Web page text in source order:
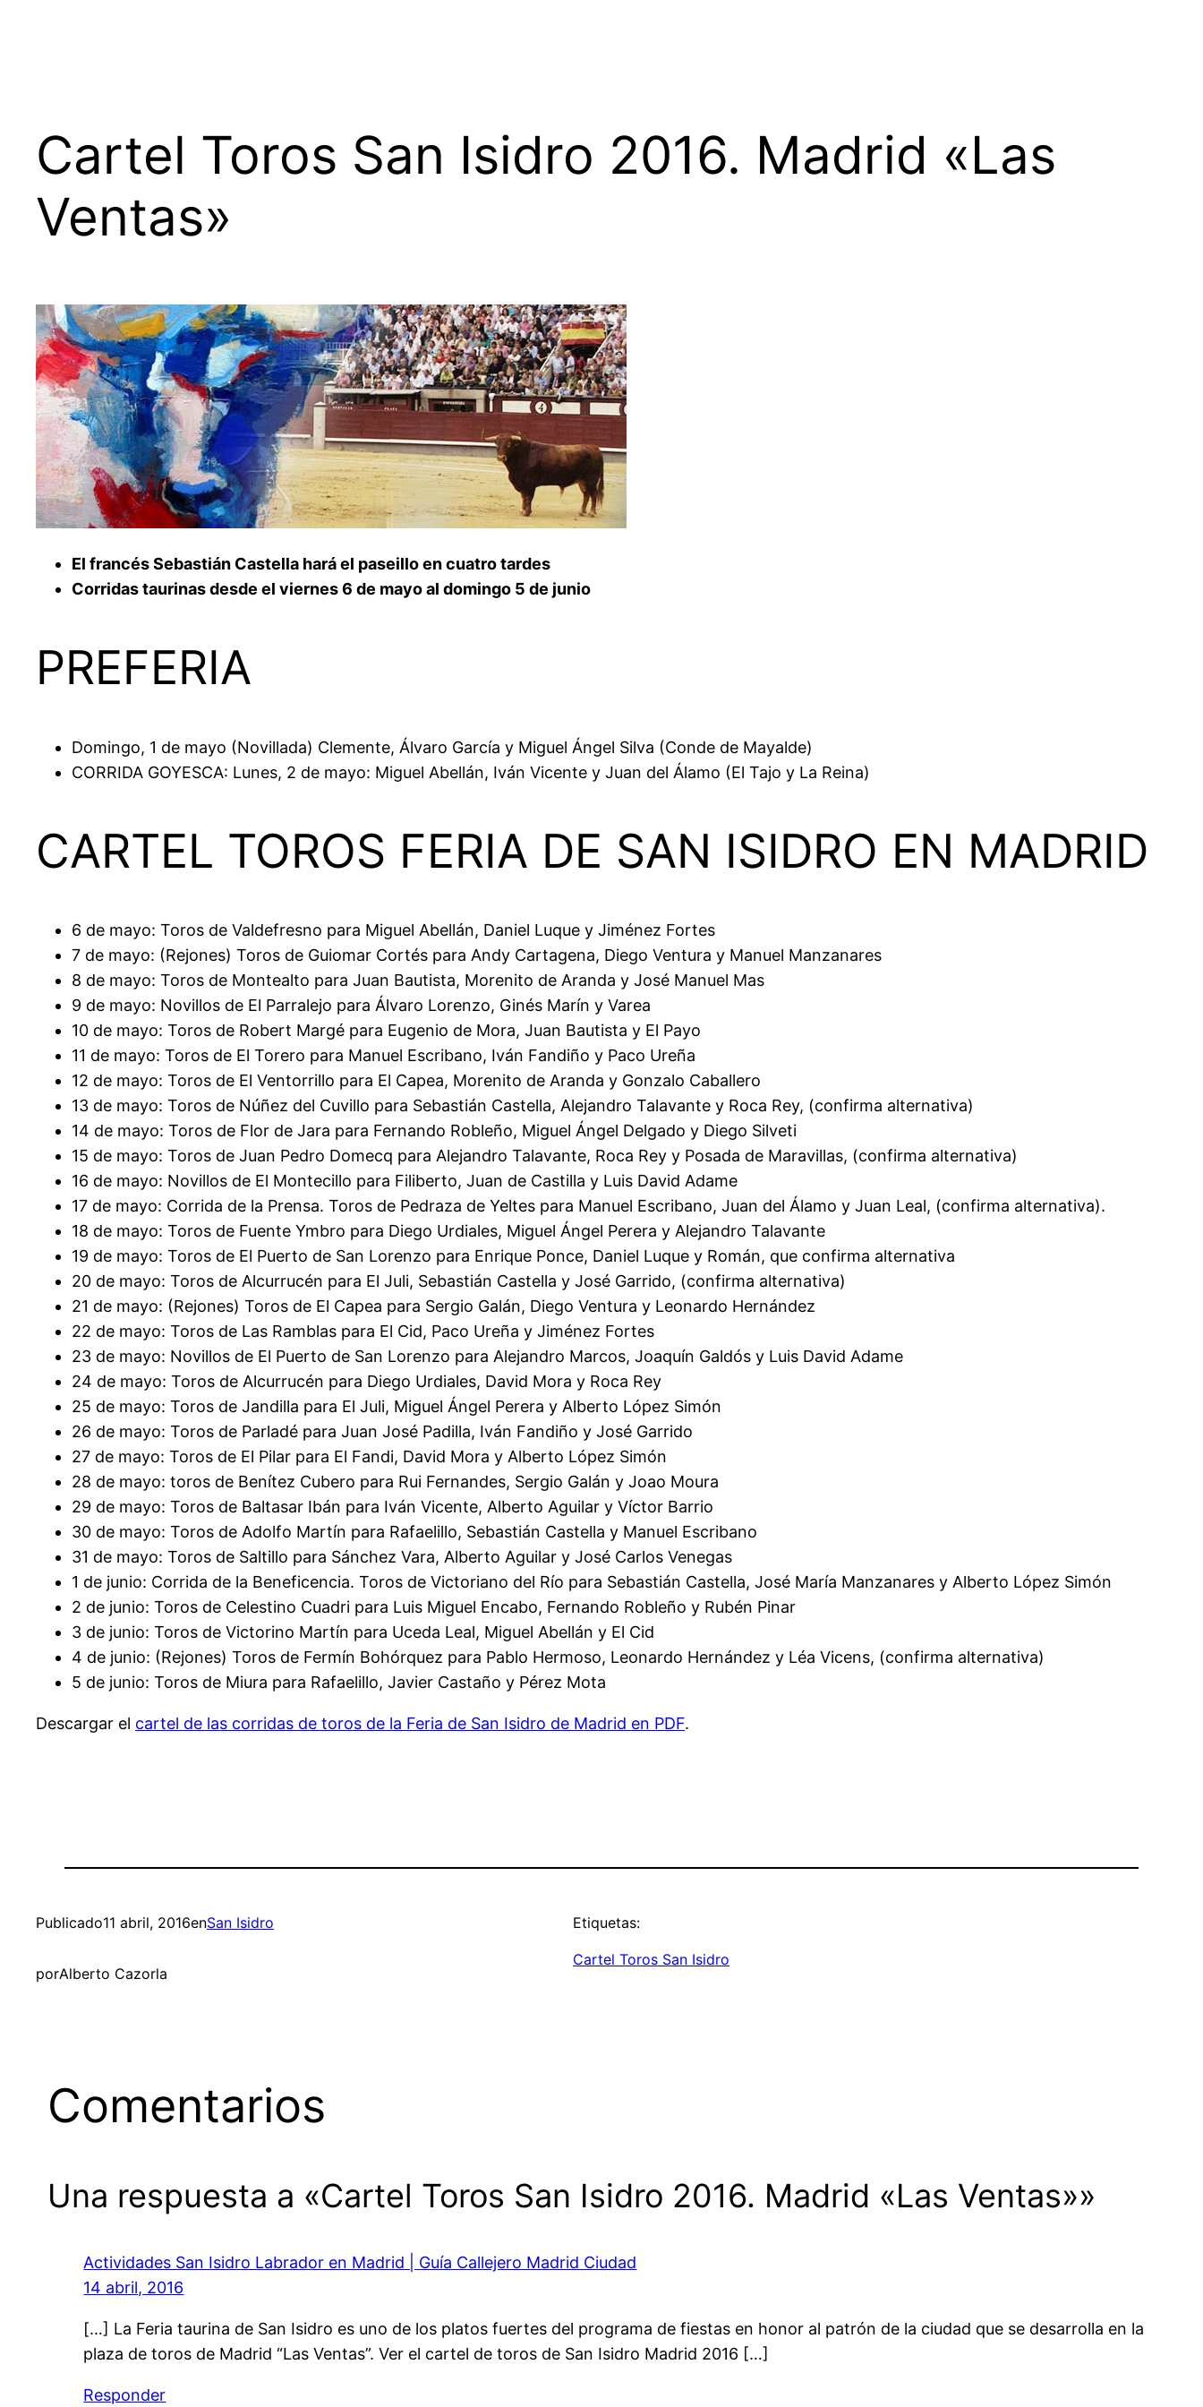
Cartel Toros San Isidro 2016. Madrid «Las
Ventas»
El francés Sebastián Castella hará el paseillo en cuatro tardes
Corridas taurinas desde el viernes 6 de mayo al domingo 5 de junio
PREFERIA
Domingo, 1 de mayo (Novillada) Clemente, Álvaro García y Miguel Ángel Silva (Conde de Mayalde)
CORRIDA GOYESCA: Lunes, 2 de mayo: Miguel Abellán, Iván Vicente y Juan del Álamo (El Tajo y La Reina)
CARTEL TOROS FERIA DE SAN ISIDRO EN MADRID
6 de mayo: Toros de Valdefresno para Miguel Abellán, Daniel Luque y Jiménez Fortes
7 de mayo: (Rejones) Toros de Guiomar Cortés para Andy Cartagena, Diego Ventura y Manuel Manzanares
8 de mayo: Toros de Montealto para Juan Bautista, Morenito de Aranda y José Manuel Mas
9 de mayo: Novillos de El Parralejo para Álvaro Lorenzo, Ginés Marín y Varea
10 de mayo: Toros de Robert Margé para Eugenio de Mora, Juan Bautista y El Payo
11 de mayo: Toros de El Torero para Manuel Escribano, Iván Fandiño y Paco Ureña
12 de mayo: Toros de El Ventorrillo para El Capea, Morenito de Aranda y Gonzalo Caballero
13 de mayo: Toros de Núñez del Cuvillo para Sebastián Castella, Alejandro Talavante y Roca Rey, (confirma alternativa)
14 de mayo: Toros de Flor de Jara para Fernando Robleño, Miguel Ángel Delgado y Diego Silveti
15 de mayo: Toros de Juan Pedro Domecq para Alejandro Talavante, Roca Rey y Posada de Maravillas, (confirma alternativa)
16 de mayo: Novillos de El Montecillo para Filiberto, Juan de Castilla y Luis David Adame
17 de mayo: Corrida de la Prensa. Toros de Pedraza de Yeltes para Manuel Escribano, Juan del Álamo y Juan Leal, (confirma alternativa).
18 de mayo: Toros de Fuente Ymbro para Diego Urdiales, Miguel Ángel Perera y Alejandro Talavante
19 de mayo: Toros de El Puerto de San Lorenzo para Enrique Ponce, Daniel Luque y Román, que confirma alternativa
20 de mayo: Toros de Alcurrucén para El Juli, Sebastián Castella y José Garrido, (confirma alternativa)
21 de mayo: (Rejones) Toros de El Capea para Sergio Galán, Diego Ventura y Leonardo Hernández
22 de mayo: Toros de Las Ramblas para El Cid, Paco Ureña y Jiménez Fortes
23 de mayo: Novillos de El Puerto de San Lorenzo para Alejandro Marcos, Joaquín Galdós y Luis David Adame
24 de mayo: Toros de Alcurrucén para Diego Urdiales, David Mora y Roca Rey
25 de mayo: Toros de Jandilla para El Juli, Miguel Ángel Perera y Alberto López Simón
26 de mayo: Toros de Parladé para Juan José Padilla, Iván Fandiño y José Garrido
27 de mayo: Toros de El Pilar para El Fandi, David Mora y Alberto López Simón
28 de mayo: toros de Benítez Cubero para Rui Fernandes, Sergio Galán y Joao Moura
29 de mayo: Toros de Baltasar Ibán para Iván Vicente, Alberto Aguilar y Víctor Barrio
30 de mayo: Toros de Adolfo Martín para Rafaelillo, Sebastián Castella y Manuel Escribano
31 de mayo: Toros de Saltillo para Sánchez Vara, Alberto Aguilar y José Carlos Venegas
1 de junio: Corrida de la Beneficencia. Toros de Victoriano del Río para Sebastián Castella, José María Manzanares y Alberto López Simón
2 de junio: Toros de Celestino Cuadri para Luis Miguel Encabo, Fernando Robleño y Rubén Pinar
3 de junio: Toros de Victorino Martín para Uceda Leal, Miguel Abellán y El Cid
4 de junio: (Rejones) Toros de Fermín Bohórquez para Pablo Hermoso, Leonardo Hernández y Léa Vicens, (confirma alternativa)
5 de junio: Toros de Miura para Rafaelillo, Javier Castaño y Pérez Mota
Descargar el cartel de las corridas de toros de la Feria de San Isidro de Madrid en PDF.
Publicado11 abril, 2016enSan Isidro
porAlberto Cazorla
Etiquetas:
Cartel Toros San Isidro
Comentarios
Una respuesta a «Cartel Toros San Isidro 2016. Madrid «Las Ventas»»
Actividades San Isidro Labrador en Madrid | Guía Callejero Madrid Ciudad
14 abril, 2016
[…] La Feria taurina de San Isidro es uno de los platos fuertes del programa de fiestas en honor al patrón de la ciudad que se desarrolla en la
plaza de toros de Madrid “Las Ventas”. Ver el cartel de toros de San Isidro Madrid 2016 […]
Responder